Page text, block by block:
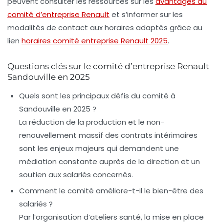
comité d’entreprise Renault et s’informer sur les
modalités de contact aux horaires adaptés grâce au
lien horaires comité entreprise Renault 2025.
Questions clés sur le comité d’entreprise Renault
Sandouville en 2025
Quels sont les principaux défis du comité à
Sandouville en 2025 ?
La réduction de la production et le non-
renouvellement massif des contrats intérimaires
sont les enjeux majeurs qui demandent une
médiation constante auprès de la direction et un
soutien aux salariés concernés.
Comment le comité améliore-t-il le bien-être des
salariés ?
Par l’organisation d’ateliers santé, la mise en place